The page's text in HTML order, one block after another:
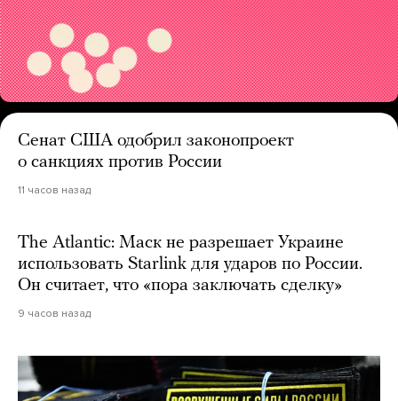
Сенат США одобрил законопроект
о санкциях против России
11 часов назад
The Atlantic: Маск не разрешает Украине
использовать Starlink для ударов по России.
Он считает, что «пора заключать сделку»
9 часов назад